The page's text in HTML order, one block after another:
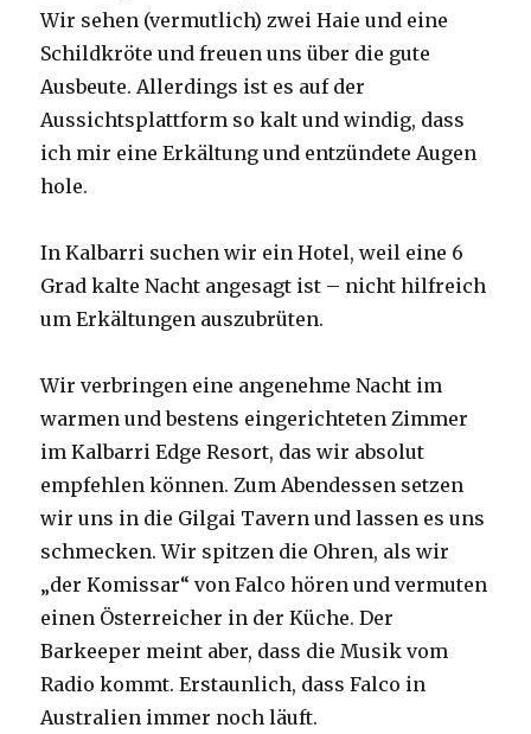
Wir sehen (vermutlich) zwei Haie und eine
Schildkröte und freuen uns über die gute
Ausbeute. Allerdings ist es auf der
Aussichtsplattform so kalt und windig, dass
ich mir eine Erkältung und entzündete Augen
hole.
In Kalbarri suchen wir ein Hotel, weil eine 6
Grad kalte Nacht angesagt ist – nicht hilfreich
um Erkältungen auszubrüten.
Wir verbringen eine angenehme Nacht im
warmen und bestens eingerichteten Zimmer
im Kalbarri Edge Resort, das wir absolut
empfehlen können. Zum Abendessen setzen
wir uns in die Gilgai Tavern und lassen es uns
schmecken. Wir spitzen die Ohren, als wir
„der Komissar“ von Falco hören und vermuten
einen Österreicher in der Küche. Der
Barkeeper meint aber, dass die Musik vom
Radio kommt. Erstaunlich, dass Falco in
Australien immer noch läuft.